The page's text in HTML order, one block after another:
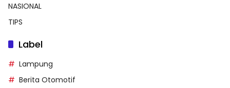
NASIONAL
TIPS
Label
Lampung
Berita Otomotif